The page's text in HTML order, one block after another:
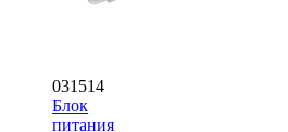
031514
Блок
питания